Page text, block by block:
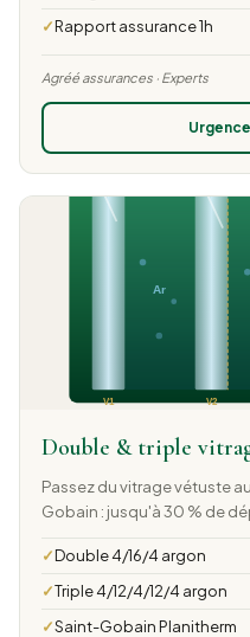
Rapport assurance 1h
Agréé assurances · Experts
Double & triple
Passez du vitrage vétuste
Gobain : jusqu'à 30 % de
Double 4/16/4 argon
Triple 4/12/4/12/4 argon
Saint-Gobain Planitherm